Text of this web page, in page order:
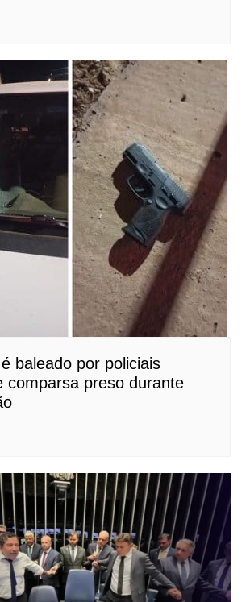
baleado por policiais
comparsa preso durante